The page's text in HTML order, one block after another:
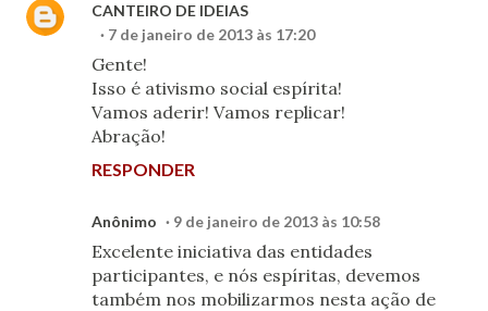
CANTEIRO DE IDEIAS
7 de janeiro de 2013 às 17:20
Gente!
Isso é ativismo social espírita!
Vamos aderir! Vamos replicar!
Abração!
RESPONDER
Anônimo 9 de janeiro de 2013 às 10:58
Excelente iniciativa das entidades
participantes, e nós espíritas, devemos
também nos mobilizarmos nesta ação de